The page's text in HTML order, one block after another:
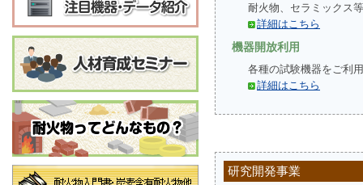
耐火物、セラミックス
詳細はこちら
機器開放利用
各種の試験機器をご利
詳細はこちら
研究開発事業